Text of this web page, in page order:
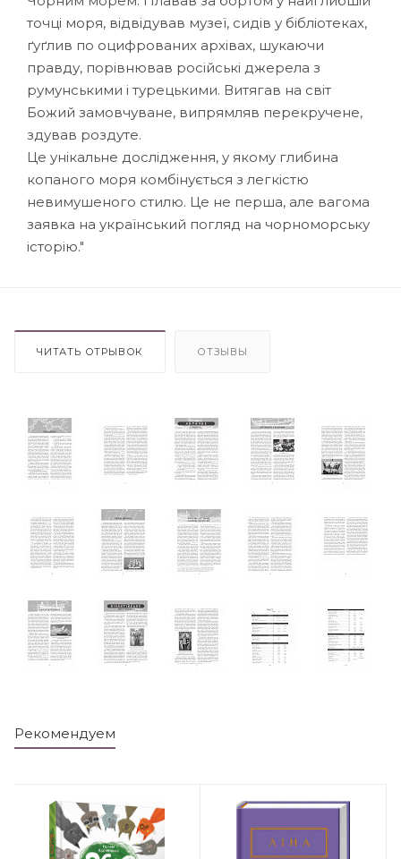
точці моря, відвідував музеї, сидів у бібліотеках,
ґуґлив по оцифрованих архівах, шукаючи
правду, порівнював російські джерела з
румунськими і турецькими. Витягав на світ
Божий замовчуване, випрямляв перекручене,
здував роздуте.
Це унікальне дослідження, у якому глибина
копаного моря комбінується з легкістю
невимушеного стилю. Це не перша, але вагома
заявка на український погляд на чорноморську
історію."
ЧИТАТЬ ОТРЫВОК ОТЗЫВЫ
Рекомендуем